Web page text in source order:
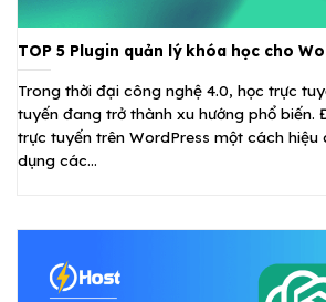
TOP 5 Plugin quản lý khóa học cho
Trong thời đại công nghệ 4.0, học trực
tuyến đang trở thành xu hướng phổ biến.
trực tuyến trên WordPress một cách hiệu
dụng các...